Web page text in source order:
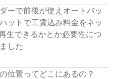
ーで前後が使えオートバッ
ットで工賃込み料金をネッ
生できるかとか必要性につ
した
位置ってどこにあるの？